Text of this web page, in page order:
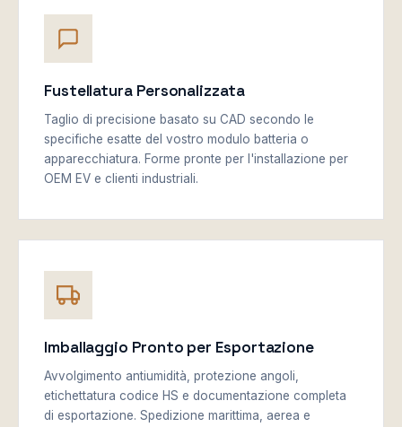
Fustellatura Personalizzata
Taglio di precisione basato su CAD secondo le
specifiche esatte del vostro modulo batteria o
apparecchiatura. Forme pronte per l'installazione per
OEM EV e clienti industriali.
Imballaggio Pronto per Esportazione
Avvolgimento antiumidità, protezione angoli,
etichettatura codice HS e documentazione completa
di esportazione. Spedizione marittima, aerea e